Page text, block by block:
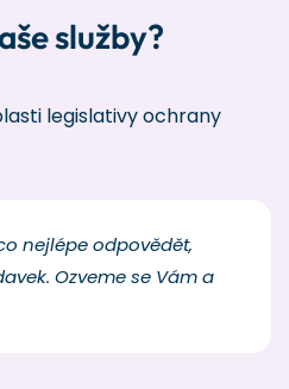
služby?
legislativy ochrany
nejlépe odpovědět,
Ozveme se Vám a